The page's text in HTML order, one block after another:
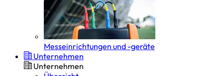
Messeinrichtungen und -geräte
Unternehmen
Unternehmen